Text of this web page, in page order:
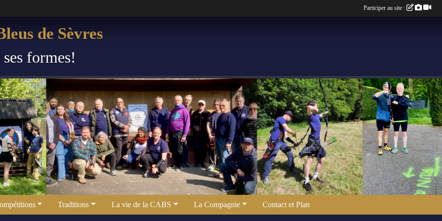
de Sèvres
formes!
Traditions La vie de la CABS La Compagnie Contact et Plan
Participer au site :